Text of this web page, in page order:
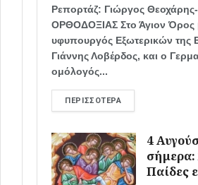
Ρεπορτάζ: Γιώργος
ΟΡΘΟΔΟΞΙΑΣ Στο Άγιον Όρος
υφυπουργός Εξωτερικών της
Γιάννης Λοβέρδος, και ο
ομόλογός...
ΠΕΡΙΣΣΌΤΕΡΑ
4
σήμερα:
Παίδες